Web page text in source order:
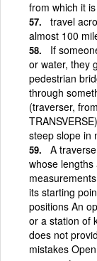
from which it
travel
almost 100
If
or water, they
pedestrian
through
(traverser,
steep slope in
A
whose
its starting
positions An
or a station of
does not
mistakes